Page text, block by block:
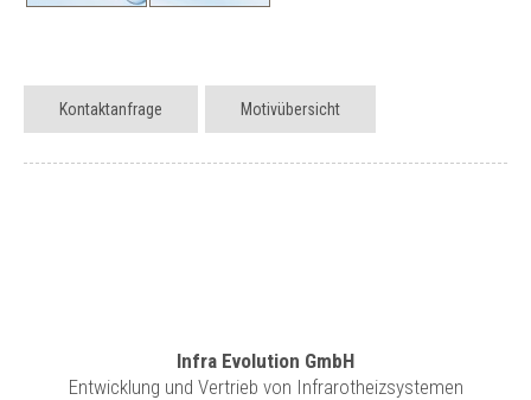
Kontaktanfrage Motivübersicht
Infra Evolution GmbH
Entwicklung und Vertrieb von Infrarotheizsystemen